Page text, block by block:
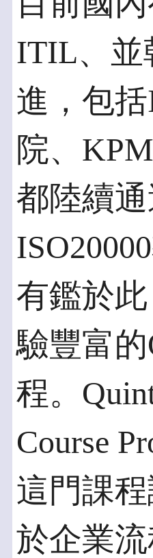
ITIL、並
進，包
院、
都陸續
有鑑於
驗豐富
程。
Course
這門課
於企業